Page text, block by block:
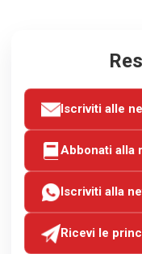
Iscriviti alle
Abbonati alla
Iscriviti alla
Ricevi le